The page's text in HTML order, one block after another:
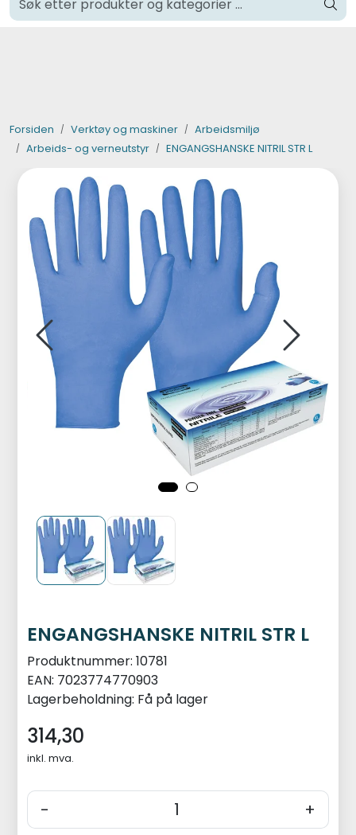
Skip to main content Klikk og hent i Oslo
Forsiden Verktøy og maskiner
Arbeidsmiljø
Arbeids- og verneutstyr
ENGANGSHANSKE NITRIL STR L
ENGANGSHANSKE NITRIL STR L
Produktnummer: 10781
EAN: 7023774770903
Lagerbeholdning: Få på lager
314,30
inkl. mva.
- +
Byggevarer
Fliser
Varemerker